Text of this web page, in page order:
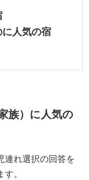
人気の宿
族）に人気の
連れ選択の回答を
。